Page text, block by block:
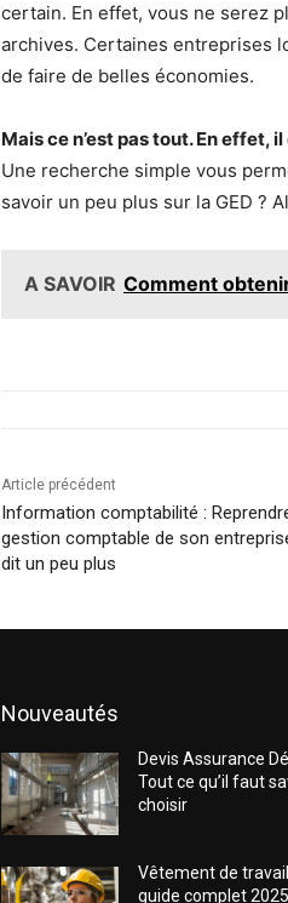
certain. En effet, vous ne serez
archives. Certaines entreprises
de faire de belles économies.
Mais ce n’est pas tout. En
Une recherche simple vous
savoir un peu plus sur la GED ?
A SAVOIR Comment
Article précédent
Information comptabilité :
gestion comptable de son
dit un peu plus
Nouveautés
Devis Assurance
Tout ce qu’il faut
choisir
Vêtement de
guide complet 2025